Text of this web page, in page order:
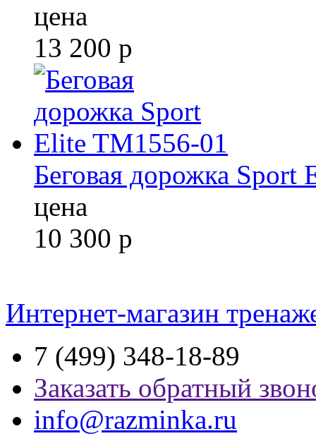
цена
13 200 р
Беговая дорожка Sport
цена
10 300 р
Интернет-магазин
7 (499) 348-18-89
Заказать обратный
info@razminka.ru